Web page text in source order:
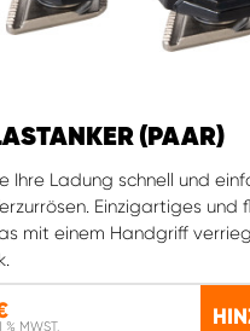
(PAAR)
Ihre Ladung schnell und
Einzigartiges und
mit einem Handgriff
% MWST.